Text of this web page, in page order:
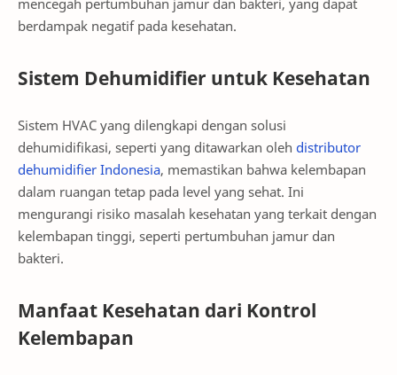
berdampak negatif pada kesehatan.
Sistem Dehumidifier untuk Kesehatan
Sistem HVAC yang dilengkapi dengan solusi
dehumidifikasi, seperti yang ditawarkan oleh distributor
dehumidifier Indonesia, memastikan bahwa kelembapan
dalam ruangan tetap pada level yang sehat. Ini
mengurangi risiko masalah kesehatan yang terkait dengan
kelembapan tinggi, seperti pertumbuhan jamur dan
bakteri.
Manfaat Kesehatan dari Kontrol
Kelembapan